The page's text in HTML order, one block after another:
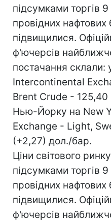
підсумками торгів
провідних нафтових
підвищилися.
ф'ючерсів
постачання склали:
Intercontinental
Brent Crude -
Нью-Йорку на New
Exchange - Light,
(+2,27) дол./бар.
Ціни світового
підсумками торгів
провідних нафтових
підвищилися.
ф'ючерсів